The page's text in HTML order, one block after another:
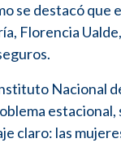
se destacó
Florencia
Nacional
claro: las